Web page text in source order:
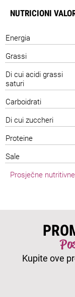
NUTRICIONI
Energia
Grassi
Di cui acidi grassi
saturi
Carboidrati
Di cui zuccheri
Proteine
Sale
Prosječne
Kupite ove